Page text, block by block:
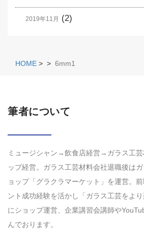
2019年11月 (2)
HOME > > 6mm1
筆者について
ミュージシャン→飲食店経営→ガラス工
ップ経営。ガラス工芸材料会社退職後は
ョップ「グラクラマーケット」を運営。
ント成功経験を活かし「ガラス工芸をよ
にショップ運営、企業講習会講師や
んでおります。